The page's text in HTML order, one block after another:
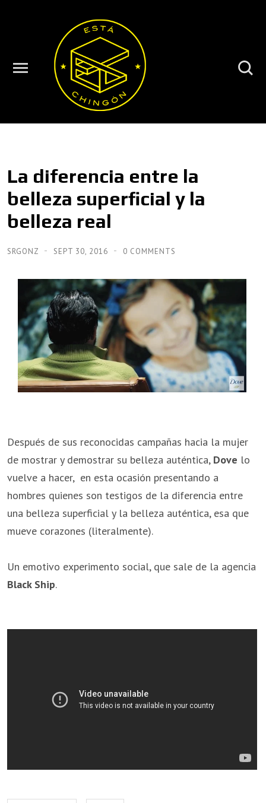
La diferencia entre la
belleza superficial y la
belleza real
SRGONZ SEPT 30, 2016 0 COMMENTS
Después de sus reconocidas campañas hacia la mujer
de mostrar y demostrar su belleza auténtica, Dove lo
vuelve a hacer, en esta ocasión presentando a
hombres quienes son testigos de la diferencia entre
una belleza superficial y la belleza auténtica, esa que
mueve corazones (literalmente).
Un emotivo experimento social, que sale de la agencia
Black Ship.